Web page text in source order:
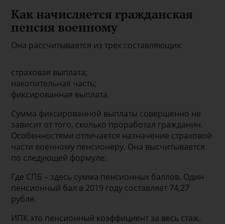
Как начисляется гражданская
пенсия военному
Она рассчитывается из трех составляющих:
страховая выплата;
накопительная часть;
фиксированная выплата.
Сумма фиксированной выплаты совершенно не
зависит от того, сколько проработал гражданин.
Особенностями отличается назначение страховой
части военному пенсионеру. Она высчитывается
по следующей формуле:
Где СПБ – здесь сумма пенсионных баллов. Один
пенсионный бал в 2019 году составляет 74,27
рубля.
ИПК это пенсионный коэффициент за весь стаж.